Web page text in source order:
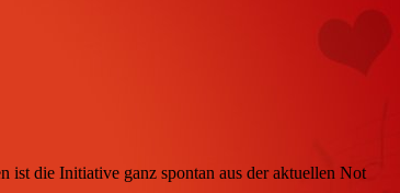
ist die Initiative ganz spontan aus der aktuellen Not